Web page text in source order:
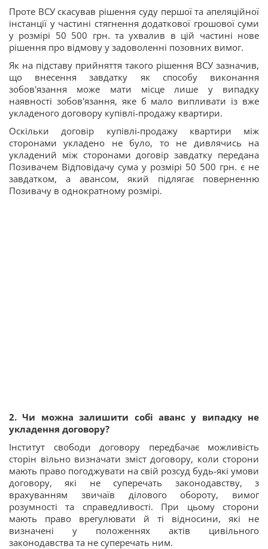
Проте ВСУ скасував рішення суду першої та апеляційної
інстанції у частині стягнення додаткової грошової суми
у розмірі 50 500 грн. та ухвалив в цій частині нове
рішення про відмову у задоволенні позовних вимог.
Як на підставу прийняття такого рішення ВСУ зазначив,
що внесення завдатку як способу виконання
зобов'язання може мати місце лише у випадку
наявності зобов'язання, яке б мало випливати із вже
укладеного договору купівлі-продажу квартири.
Оскільки договір купівлі-продажу квартири між
сторонами укладено не було, то не дивлячись на
укладений між сторонами договір завдатку передана
Позивачем Відповідачу сума у розмірі 50 500 грн. є не
завдатком, а авансом, який підлягає поверненню
Позивачу в однократному розмірі.
2. Чи можна залишити собі аванс у випадку не
укладення договору?
Інститут свободи договору передбачає можливість
сторін вільно визначати зміст договору, коли сторони
мають право погоджувати на свій розсуд будь-які умови
договору, які не суперечать законодавству, з
врахуванням звичаїв ділового обороту, вимог
розумності та справедливості. При цьому сторони
мають право врегулювати й ті відносини, які не
визначені у положеннях актів цивільного
законодавства та не суперечать ним.